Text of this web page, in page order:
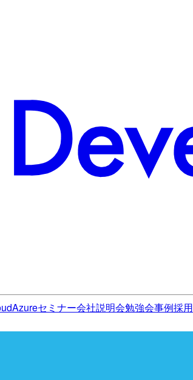
Azureセミナー会社説明会勉強会事例採用